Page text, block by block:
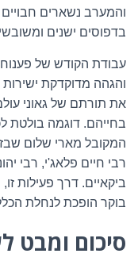
והמערב נשארים חבויים
בדפוסים ישנים
עבודת הקודש של פענוח,
והגהה מדוקדקת
את תורתם של גאוני
בחייהם. דוגמה בולטת
המקובל מארי שלום
רבי חיים פלאג'י, רבי
ביקאיים. דרך פעילות
בוקר הופכת לנחלת
סיכום ומבט